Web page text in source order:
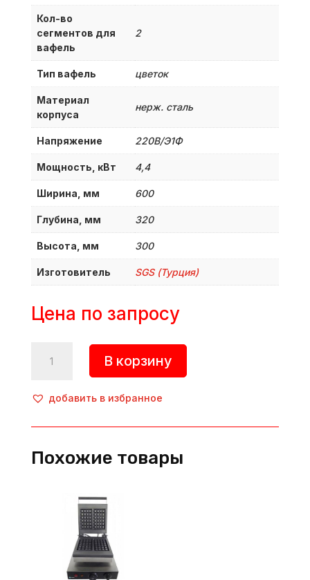
Кол-во
сегментов для
вафель
2
Тип вафель цветок
Материал
корпуса
нерж. сталь
Напряжение 220В/Э1Ф
Мощность, кВт 4,4
Ширина, мм 600
Глубина, мм 320
Высота, мм 300
Изготовитель SGS (Турция)
Цена по запросу
товара
Вафельница,
WB
DE,
(Турция)
В корзину
добавить в избранное
Похожие товары